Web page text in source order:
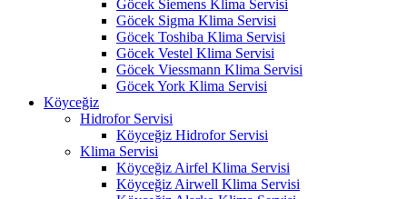
Göcek Siemens Klima Servisi
Göcek Sigma Klima Servisi
Göcek Toshiba Klima Servisi
Göcek Vestel Klima Servisi
Göcek Viessmann Klima Servisi
Göcek York Klima Servisi
Köyceğiz
Hidrofor Servisi
Köyceğiz Hidrofor Servisi
Klima Servisi
Köyceğiz Airfel Klima Servisi
Köyceğiz Airwell Klima Servisi